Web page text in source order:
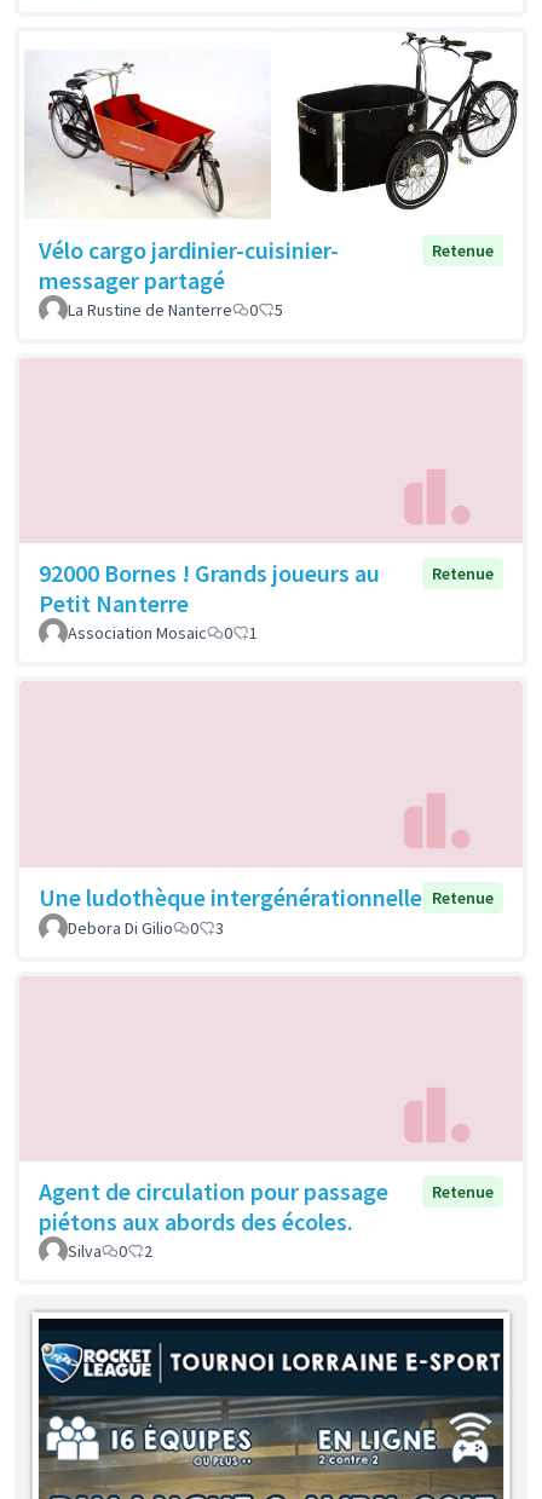
Vélo cargo jardinier-cuisinier-
messager partagé
Retenue
La Rustine de Nanterre 0 5
92000 Bornes ! Grands joueurs au
Petit Nanterre
Retenue
Association Mosaic 0 1
Une ludothèque intergénérationnelle Retenue
Debora Di Gilio
0 3
Agent de circulation pour passage
piétons aux abords des écoles.
Retenue
Silva 0 2